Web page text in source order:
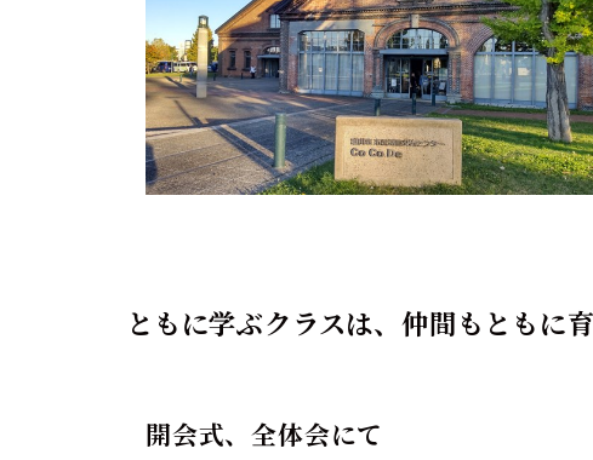
ともに学ぶクラスは、仲間もともに育
開会式、全体会にて